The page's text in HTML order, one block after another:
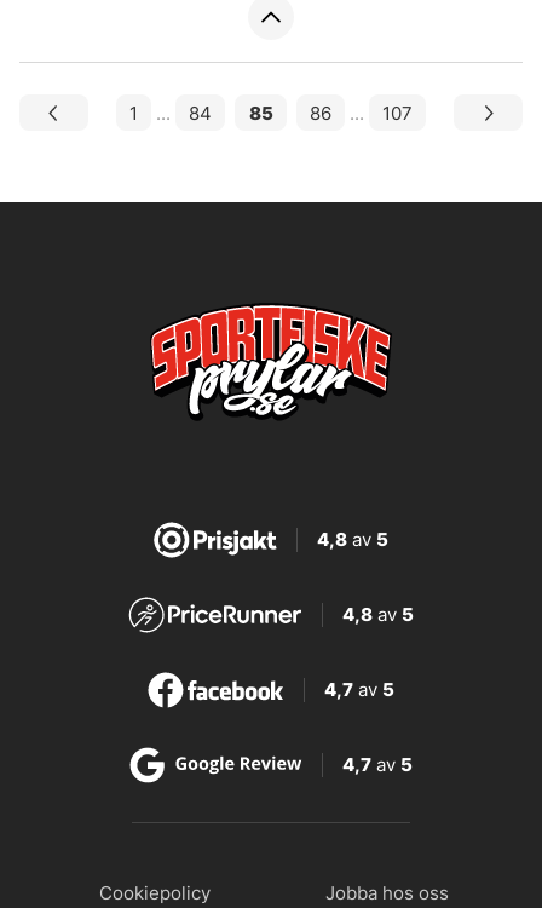
1 ... 84 85 86 ... 107
4,8av 5
4,8 av 5
4,7 av 5
4,7 av 5
Cookiepolicy Jobba hos oss